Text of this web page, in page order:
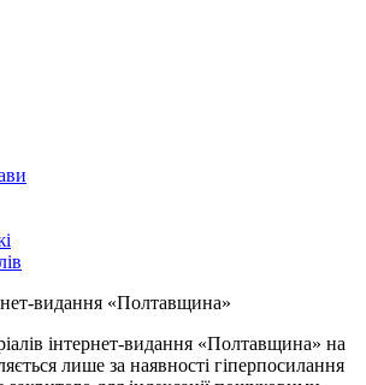
видання «Полтавщина»
інтернет-видання «Полтавщина» на
лише за наявності гіперпосилання